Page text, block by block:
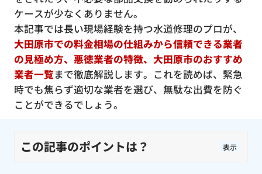
ケースが少なくありません。
本記事では長い現場経験を持つ水道修理のプロが、
大田原市での料金相場の仕組みから信頼できる業者
の見極め方、悪徳業者の特徴、大田原市のおすすめ
業者一覧まで徹底解説します。これを読めば、緊急
時でも焦らず適切な業者を選び、無駄な出費を防ぐ
ことができるでしょう。
この記事のポイントは？ 表示